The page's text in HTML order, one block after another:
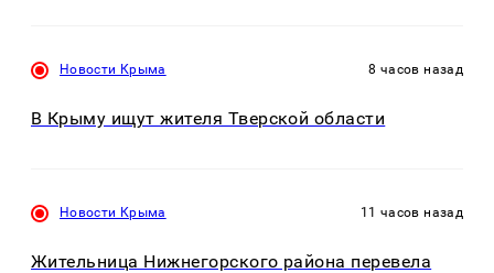
Новости Крыма 8 часов назад
В Крыму ищут жителя Тверской области
Новости Крыма 11 часов назад
Жительница Нижнегорского района перевела